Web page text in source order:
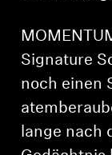
Signature
noch einen
lange nach